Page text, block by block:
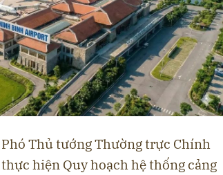
Thủ tướng Thường trực Chính
hiện Quy hoạch hệ thống cảng